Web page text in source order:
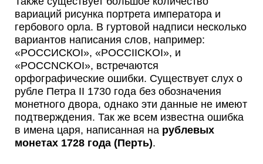
вариаций рисунка портрета императора и
гербового орла. В гуртовой надписи несколько
вариантов написания слов, например:
«РОССИСКОI», «POCCIICKOI», и
«POCCNCKOI», встречаются
орфографические ошибки. Существует слух о
рубле Петра II 1730 года без обозначения
монетного двора, однако эти данные не имеют
подтверждения. Так же всем известна ошибка
в имена царя, написанная на рублевых
монетах 1728 года (Перть).